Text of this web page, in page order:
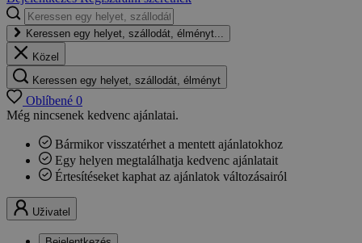
Keressen egy helyet, szállodát, élményt...
Közel
Keressen egy helyet, szállodát, élményt
Oblíbené 0
Még nincsenek kedvenc ajánlatai.
Bármikor visszatérhet a mentett ajánlatokhoz
Egy helyen megtalálhatja kedvenc ajánlatait
Értesítéseket kaphat az ajánlatok változásairól
Uživatel